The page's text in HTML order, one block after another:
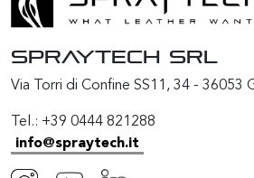
SPRAYTECH Srl
Via Torri di Confine SS11, 34 - 36053
Tel.: +39 0444 821288
info@spraytech.it